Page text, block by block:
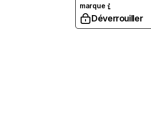
marque
Déverrouiller